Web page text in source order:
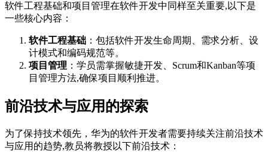
软件工程基础和项目管理在软件开发中同样至关重要,以下是
一些核心内容：
软件工程基础 ：包括软件开发生命周期、需求分析、设
计模式和编码规范等。
项目管理 ：学员需掌握敏捷开发、Scrum和Kanban等项
目管理方法,确保项目顺利推进。
前沿技术与应用的探索
为了保持技术领先，华为的软件开发者需要持续关注前沿技术
与应用的趋势,教员将教授以下前沿技术：